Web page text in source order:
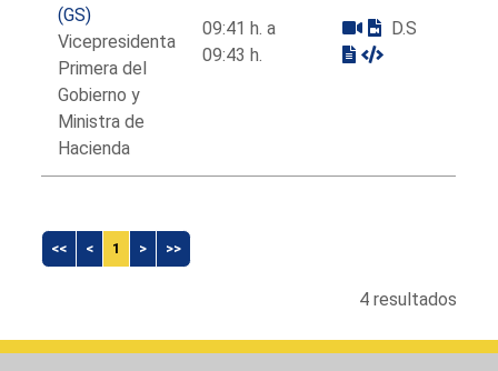
(GS)
Vicepresidenta
Primera del
Gobierno y
Ministra de
Hacienda
09:41 h. a
09:43 h.
D.S
<< < 1 > >>
4 resultados